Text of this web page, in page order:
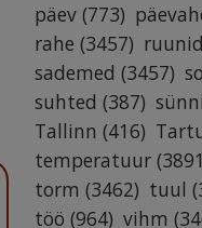
päev (773)
rahe (3457) ruunid
sademed (3457)
suhted (387)
Tallinn (416)
temperatuur
torm (3462) tuul
töö (964) vihm